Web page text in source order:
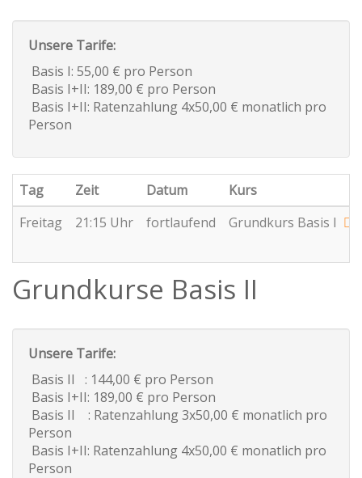
Unsere Tarife:
Basis I: 55,00 € pro Person
Basis I+II: 189,00 € pro Person
Basis I+II: Ratenzahlung 4x50,00 € monatlich pro
Person
Tag Zeit Datum
Kurs
Freitag
21:15 Uhr fortlaufend Grundkurs Basis I
Grundkurse Basis II
Unsere Tarife:
Basis II : 144,00 € pro Person
Basis I+II: 189,00 € pro Person
Basis II : Ratenzahlung 3x50,00 € monatlich pro
Person
Basis I+II: Ratenzahlung 4x50,00 € monatlich pro
Person